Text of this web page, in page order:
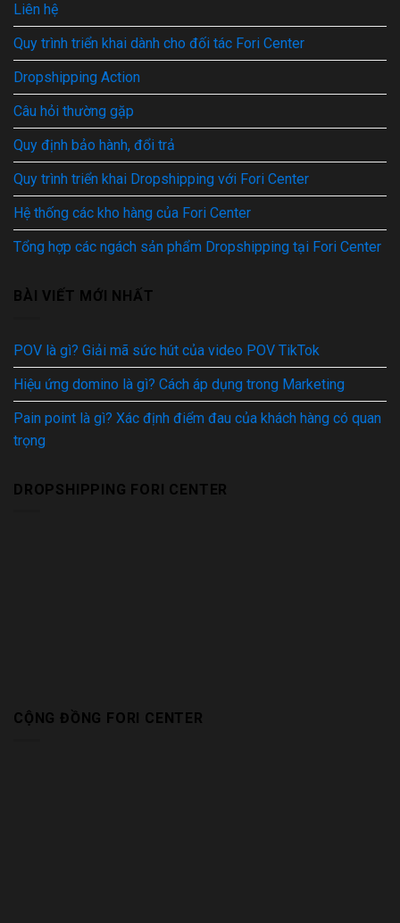
Liên hệ
Quy trình triển khai dành cho đối tác Fori Center
Dropshipping Action
Câu hỏi thường gặp
Quy định bảo hành, đổi trả
Quy trình triển khai Dropshipping với Fori Center
Hệ thống các kho hàng của Fori Center
Tổng hợp các ngách sản phẩm Dropshipping tại Fori Center
BÀI VIẾT MỚI NHẤT
POV là gì? Giải mã sức hút của video POV TikTok
Hiệu ứng domino là gì? Cách áp dụng trong Marketing
Pain point là gì? Xác định điểm đau của khách hàng có quan
trọng
DROPSHIPPING FORI CENTER
CỘNG ĐỒNG FORI CENTER